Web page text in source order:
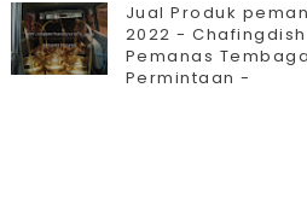
Jual Produk
2022 -
Pemanas
Permintaan -